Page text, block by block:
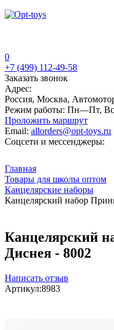
0
+7 (499) 112-49-58
Заказать звонок
Адрес:
Россия, Москва,
Режим работы: Пн—Пт, Вс
Проложить маршрут
Email: allorders@opt-toys.ru
Соцсети и мессенджеры:
Главная
Товары для школы оптом
Канцелярские наборы
Канцелярский набор
Канцелярский
Диснея - 8002
Написать отзыв
Артикул:8983